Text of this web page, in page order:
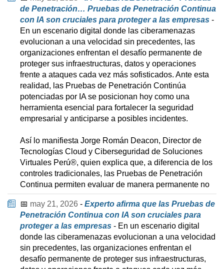
de Penetración… Pruebas de Penetración Continua
con IA son cruciales para proteger a las empresas -
En un escenario digital donde las ciberamenazas
evolucionan a una velocidad sin precedentes, las
organizaciones enfrentan el desafío permanente de
proteger sus infraestructuras, datos y operaciones
frente a ataques cada vez más sofisticados. Ante esta
realidad, las Pruebas de Penetración Continúa
potenciadas por IA se posicionan hoy como una
herramienta esencial para fortalecer la seguridad
empresarial y anticiparse a posibles incidentes.
Así lo manifiesta Jorge Román Deacon, Director de
Tecnologías Cloud y Ciberseguridad de Soluciones
Virtuales Perú®, quien explica que, a diferencia de los
controles tradicionales, las Pruebas de Penetración
Continua permiten evaluar de manera permanente no
📅 may 21, 2026 - Experto afirma que las Pruebas de
Penetración Continua con IA son cruciales para
proteger a las empresas - En un escenario digital
donde las ciberamenazas evolucionan a una velocidad
sin precedentes, las organizaciones enfrentan el
desafío permanente de proteger sus infraestructuras,